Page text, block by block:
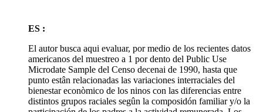
ES :
El autor busca aqui evaluar, por medio de los recientes datos
americanos del muestreo a 1 por dento del Public Use
Microdate Sample del Censo decenai de 1990, hasta que
punto estân relacionadas las variaciones interraciales del
bienestar econòmico de los ninos con las diferencias entre
distintos grupos raciales segûn la composidón familiar y/o la